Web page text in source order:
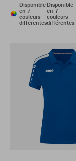
Disponible
en 7
couleurs
différentes
Disponible
en 7
couleurs
différentes